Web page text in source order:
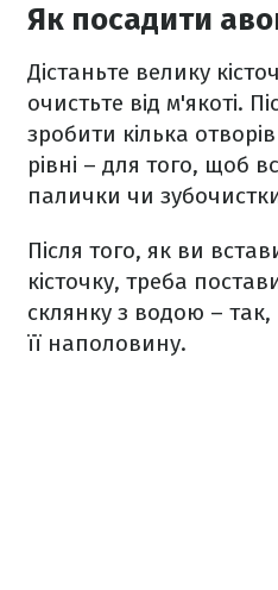
Як посадити
Дістаньте велику
очистьте від м'якоті.
зробити кілька
рівні – для того, щоб
палички чи
Після того, як ви
кісточку, треба
склянку з водою –
її наполовину.